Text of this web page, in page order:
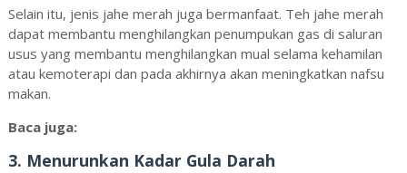
Selain itu, jenis jahe merah juga bermanfaat. Teh jahe merah
dapat membantu menghilangkan penumpukan gas di saluran
usus yang membantu menghilangkan mual selama kehamilan
atau kemoterapi dan pada akhirnya akan meningkatkan nafsu
makan.
Baca juga:
3. Menurunkan Kadar Gula Darah